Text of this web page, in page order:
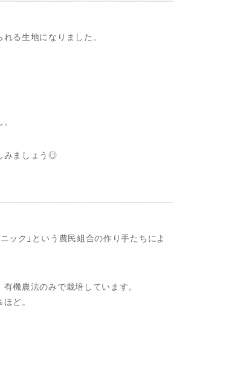
る生地になりました。
みましょう◎
ック」という農民組合の作り手たちによ
機農法のみで栽培しています。
ど。